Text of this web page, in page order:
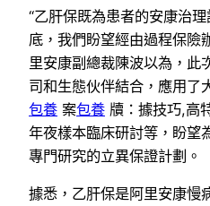
“乙肝保既為患者的安康治
底，我們盼望經由過程保險
里安康副總裁陳波以為，此
司和生態伙伴結合，應用了
包養 案包養 牘：據技巧,高
年夜樣本臨床研討等，盼望
專門研究的立異保證計劃。
據悉，乙肝保是阿里安康慢